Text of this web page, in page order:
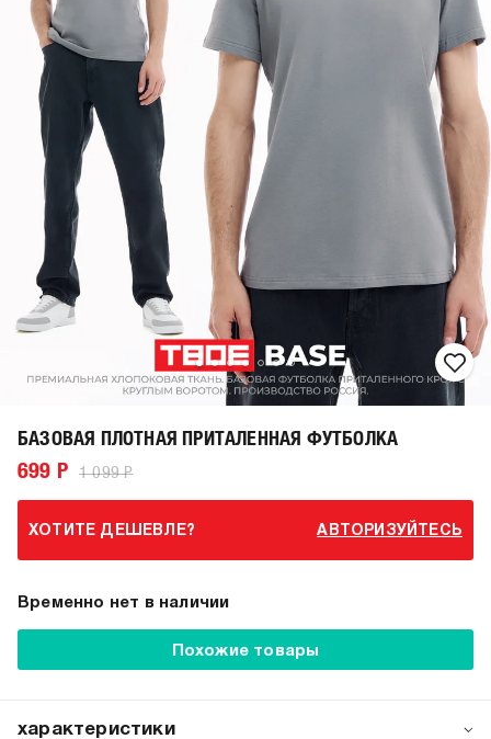
БАЗОВАЯ ПЛОТНАЯ ПРИТАЛЕННАЯ ФУТБОЛКА
699 Р 1 099 Р
ХОТИТЕ ДЕШЕВЛЕ? АВТОРИЗУЙТЕСЬ
Временно нет в наличии
Похожие товары
характеристики